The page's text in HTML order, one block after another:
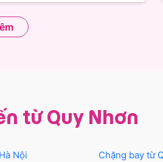
từ Quy Nhơn
Hà Nội Chặng bay từ